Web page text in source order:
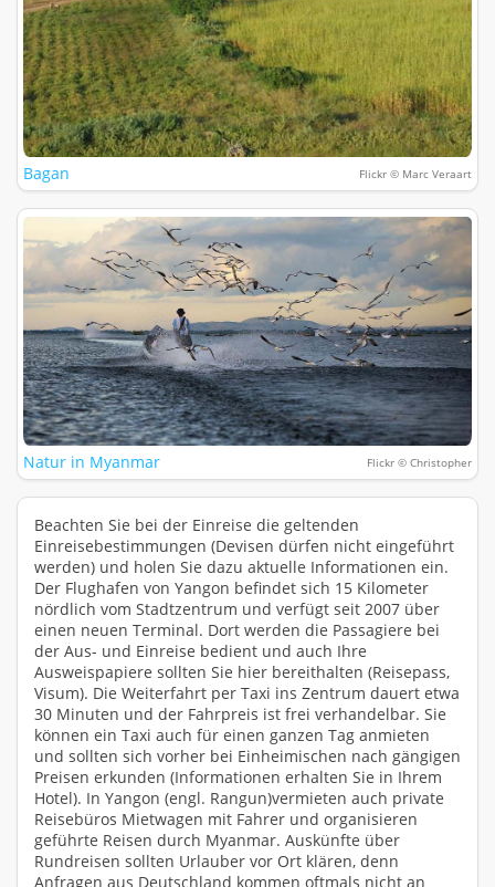
Bagan Flickr © Marc Veraart
Natur in Myanmar Flickr © Christopher
Beachten Sie bei der Einreise die geltenden
Einreisebestimmungen (Devisen dürfen nicht eingeführt
werden) und holen Sie dazu aktuelle Informationen ein.
Der Flughafen von Yangon befindet sich 15 Kilometer
nördlich vom Stadtzentrum und verfügt seit 2007 über
einen neuen Terminal. Dort werden die Passagiere bei
der Aus- und Einreise bedient und auch Ihre
Ausweispapiere sollten Sie hier bereithalten (Reisepass,
Visum). Die Weiterfahrt per Taxi ins Zentrum dauert etwa
30 Minuten und der Fahrpreis ist frei verhandelbar. Sie
können ein Taxi auch für einen ganzen Tag anmieten
und sollten sich vorher bei Einheimischen nach gängigen
Preisen erkunden (Informationen erhalten Sie in Ihrem
Hotel). In Yangon (engl. Rangun)vermieten auch private
Reisebüros Mietwagen mit Fahrer und organisieren
geführte Reisen durch Myanmar. Auskünfte über
Rundreisen sollten Urlauber vor Ort klären, denn
Anfragen aus Deutschland kommen oftmals nicht an